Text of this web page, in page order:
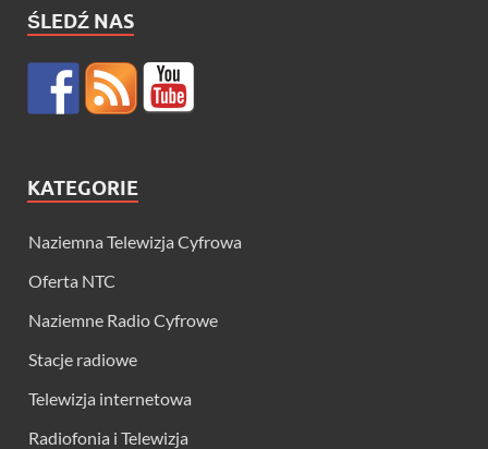
ŚLEDŹ NAS
KATEGORIE
Naziemna Telewizja Cyfrowa
Oferta NTC
Naziemne Radio Cyfrowe
Stacje radiowe
Telewizja internetowa
Radiofonia i Telewizja